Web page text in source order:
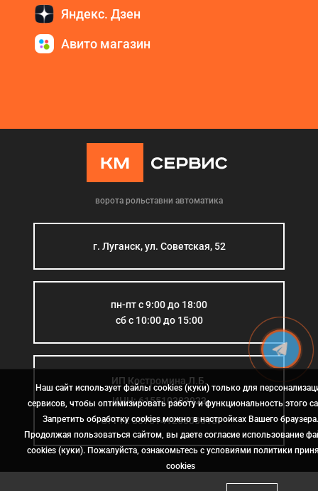
Яндекс. Дзен
Авито магазин
ворота рольставни автоматика
г. Луганск, ул. Советская, 52
пн-пт с 9:00 до 18:00
сб с 10:00 до 15:00
ИП Костромина Л.Б.
ИНН: 615510383923
ОГРН: 307614126000015
Наш сайт использует файлы cookies (куки) только для
сервисов, чтобы оптимизировать работу и функциональность этого
Запретить обработку cookies можно в настройках Вашего браузера.
Продолжая пользоваться сайтом, вы даете согласие использование
cookies (куки). Пожалуйста, ознакомьтесь с условиями политики
сookies